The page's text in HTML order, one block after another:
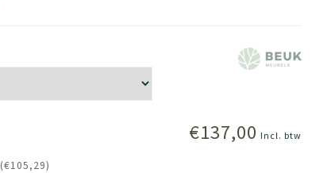
€137,00 Incl. btw